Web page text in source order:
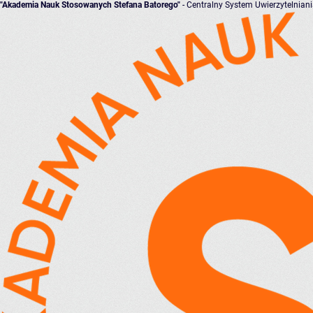
"Akademia Nauk Stosowanych Stefana Batorego" - Centralny System